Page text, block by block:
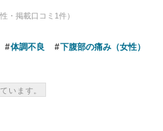
・掲載口コミ1件）
体調不良
下腹部の痛み（女性）
います。